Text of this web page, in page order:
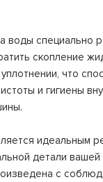
воды специально
скопление
что
и гигиены
идеальным
детали вашей
с